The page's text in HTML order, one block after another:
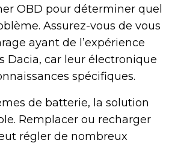
OBD pour déterminer quel
Assurez-vous de vous
ayant de l’expérience
Dacia, car leur électronique
spécifiques.
de batterie, la solution
Remplacer ou recharger
régler de nombreux